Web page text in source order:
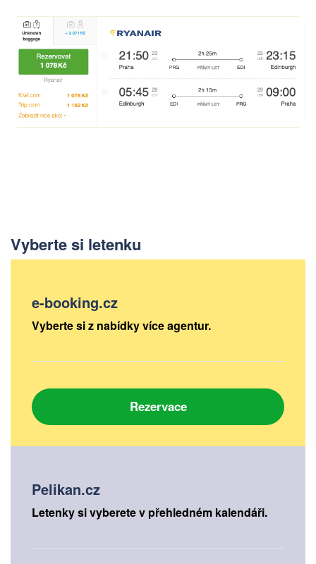
Vyberte si letenku
e-booking.cz
Vyberte si z nabídky více agentur.
Rezervace
Pelikan.cz
Letenky si vyberete v přehledném kalendáři.